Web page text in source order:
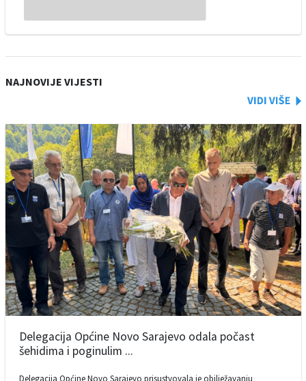
NAJNOVIJE VIJESTI
Delegacija Općine Novo Sarajevo odala počast
šehidima i poginulim ...
Delegacija Općine Novo Sarajevo prisustvovala je obilježavanju